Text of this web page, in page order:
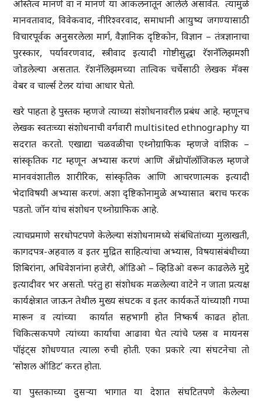
अस्तित्व मानणे वा न मानणे या आकलनातून आलेले असावेत. त्यामुळे
मानवतावाद, विवेकवाद, नीरिश्वरवाद, समाधानी आयुष्य जगण्यासाठी
विचारपूर्वक अनुसरलेला मार्ग, वैज्ञानिक दृष्टिकोन, विज्ञान – तंत्रज्ञानाचा
पुरस्कार, पर्यावरणवाद, स्त्रीवाद इत्यादी गोष्टीसुद्धा रॅशनॅलिझमशी
जोडलेल्या असतात. रॅशनॅलिझमच्या तात्विक चर्चेसाठी लेखक मॅक्स
वेबर व चार्ल्स टेलर यांचा आधार घेतो.
खरे पाहता हे पुस्तक म्हणजे त्याच्या संशोधनावरील प्रबंध आहे. म्हणूनच
लेखक स्वतःच्या संशोधनाची वर्गवारी multisited ethnography या
सदरात करतो. एखाद्या चळवळीचा एथ्नोग्राफिक म्हणजे वांशिक –
सांस्कृतिक गट म्हणून अभ्यास करणं आणि अँथ्रोपॉलॉजिकल म्हणजे
मानववंशातील शारीरिक, सांस्कृतिक आणि आचरणात्मक इत्यादी
भेदाविषयी अभ्यास करणं. अशा दृष्टिकोनामुळे अभ्यासात बराच फरक
पडतो. जॉन यांच संशोधन एथ्नोग्राफिक आहे.
त्याचप्रमाणे सरधोपटपणे केलेल्या संशोधनामध्ये संबंधितांच्या मुलाखती,
कागदपत्र-अहवाल व इतर मुद्रित साहित्यांचा अभ्यास, विषयासंबंधीच्या
शिबिरांना, अधिवेशनांना हजेरी, ऑडिओ – व्हिडिओ वरून काढलेले मुद्दे
इत्यादीवर भर असतो. परंतु हा संशोधक मळलेल्या वाटेने न जाता प्रत्यक्ष
कार्यक्षेत्रात जाऊन तेथील मुख्य संघटक व इतर कार्यकर्ते यांच्याशी गप्पा
मारून व त्यांच्या कार्यात सहभागी होत निष्कर्ष काढत होता.
चिकित्सकपणे त्यांच्या कार्याचा आढावा घेत त्यांचे प्लस व मायनस
पॉइंट्स शोधण्यात त्याला रुची होती. एका प्रकारे त्या संघटनेचा तो
‘सोशल ऑडिट’ करत होता.
या पुस्तकाच्या दुसऱ्या भागात या देशात संघटितपणे केलेल्या